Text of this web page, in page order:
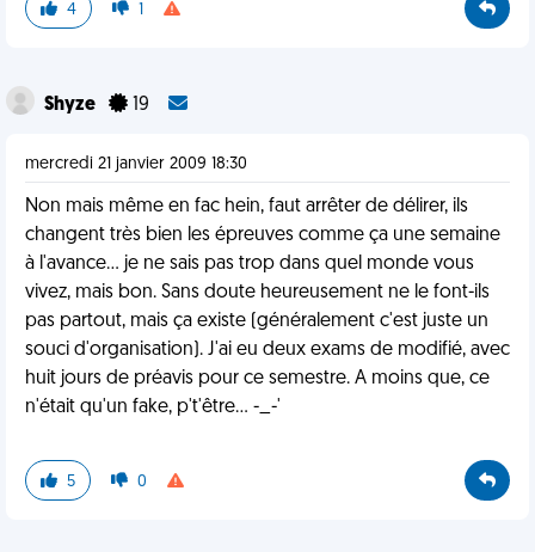
4 1
Shyze 19
mercredi 21 janvier 2009 18:30
Non mais même en fac hein, faut arrêter de délirer, ils
changent très bien les épreuves comme ça une semaine
à l'avance... je ne sais pas trop dans quel monde vous
vivez, mais bon. Sans doute heureusement ne le font-ils
pas partout, mais ça existe (généralement c'est juste un
souci d'organisation). J'ai eu deux exams de modifié, avec
huit jours de préavis pour ce semestre. A moins que, ce
n'était qu'un fake, p't'être... -_-'
5 0